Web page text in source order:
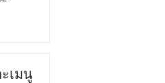
เมนู